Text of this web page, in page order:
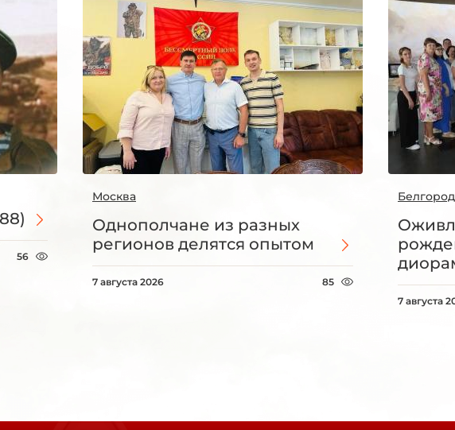
56
Москва
Однополчане из разных
регионов делятся опытом
7 августа 2026 85
7 августа